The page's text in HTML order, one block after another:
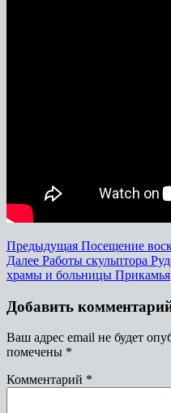
Предыдущая Посещение
Далее Работы скульптора
храмы и больницы Прикамья
Добавить
Ваш адрес email не будет
помечены *
Комментарий *